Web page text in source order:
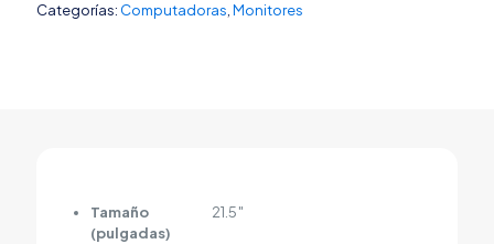
cantidad
Categorías: Computadoras Monitores
Tamaño
(pulgadas)
21.5″